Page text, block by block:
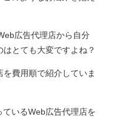
広告代理店から自分
とても大変ですよね？
費用順で紹介していま
いるWeb広告代理店を